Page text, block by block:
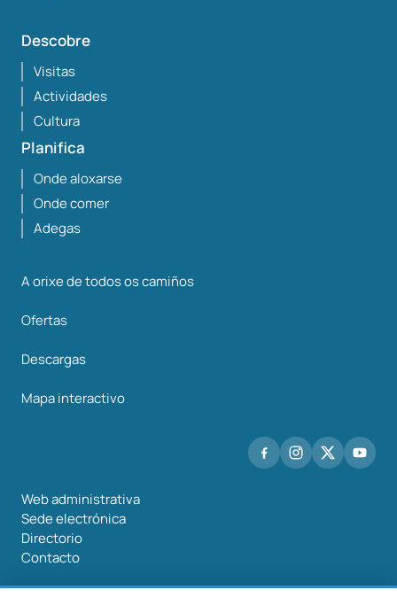
Descobre
Visitas
Actividades
Cultura
Planifica
Onde aloxarse
Onde comer
Adegas
A orixe de todos os camiños
Ofertas
Descargas
Mapa interactivo
Web administrativa
Sede electrónica
Directorio
Contacto